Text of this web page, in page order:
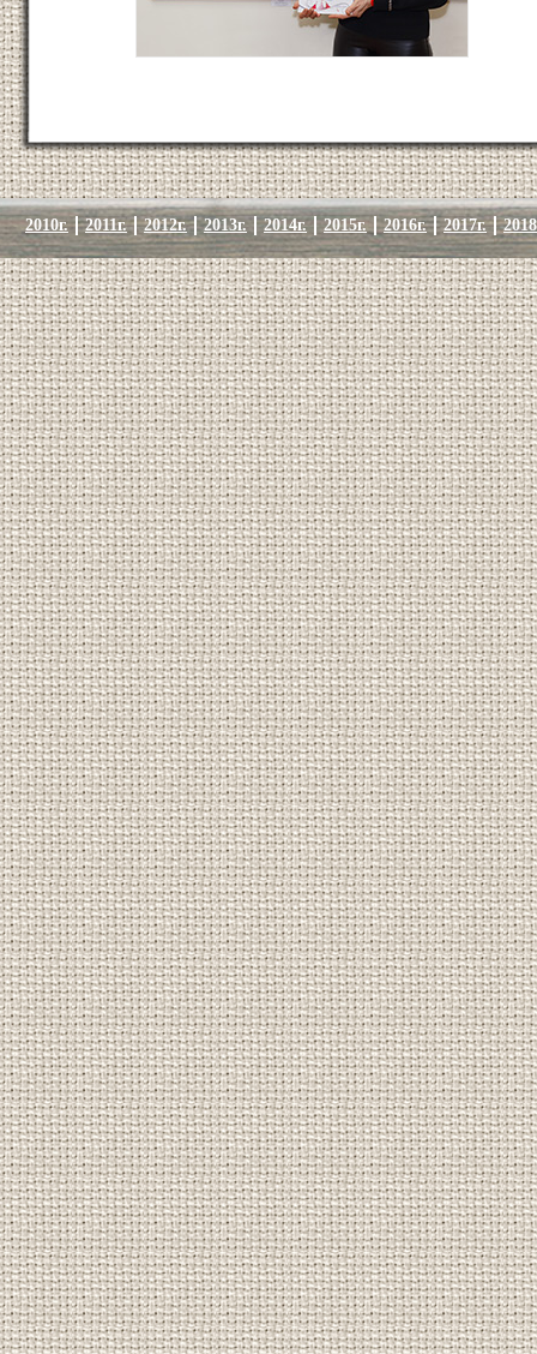
2010г. 2011г. 2012г. 2013г. 2014г. 2015г. 2016г. 2017г.